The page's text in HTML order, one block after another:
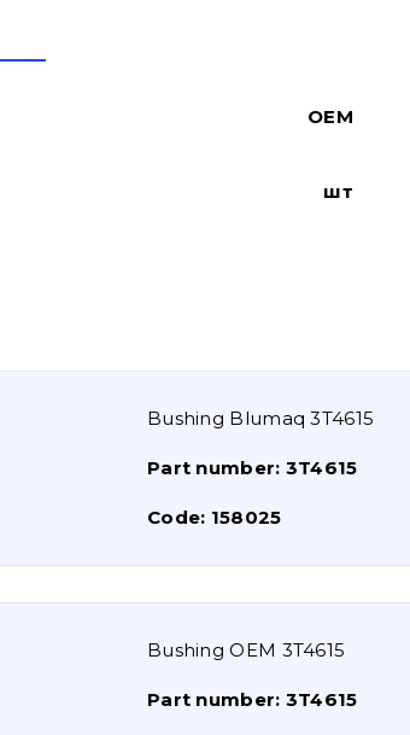
OEM
шт
Bushing Blumaq 3T4615
Part number: 3T4615
Code: 158025
Bushing OEM 3T4615
Part number: 3T4615